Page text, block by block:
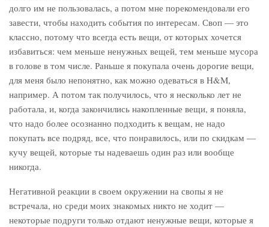
долго им не пользовалась, а потом мне порекомендовали его
завести, чтобы находить события по интересам. Своп — это
классно, потому что всегда есть вещи, от которых хочется
избавиться: чем меньше ненужных вещей, тем меньше мусора
в голове в том числе. Раньше я покупала очень дорогие вещи,
для меня было непонятно, как можно одеваться в H&M,
например. А потом так получилось, что я несколько лет не
работала, и, когда закончились накопленные вещи, я поняла,
что надо более осознанно подходить к вещам, не надо
покупать все подряд, все, что понравилось, или по скидкам —
кучу вещей, которые ты надеваешь один раз или вообще
никогда.
Негативной реакции в своем окружении на свопы я не
встречала, но среди моих знакомых никто не ходит —
некоторые подруги только отдают ненужные вещи, которые я